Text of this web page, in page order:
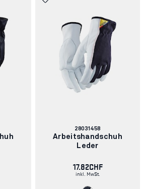
Artikelnummer:
28031458
Arbeitshandschuh
Leder
17.82CHF
inkl. MwSt.